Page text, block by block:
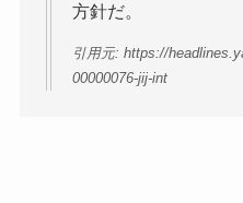
方針だ。
引用元: https://
00000076-jij-int